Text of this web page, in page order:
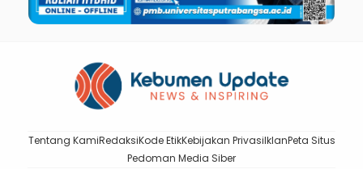
Tentang KamiRedaksiKode EtikKebijakan PrivasiIklanPeta Situs
Pedoman Media Siber